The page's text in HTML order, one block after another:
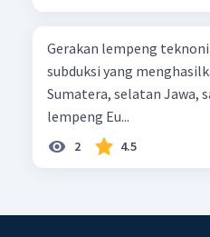
Gerakan lempeng
subduksi yang
Sumatera, selatan Jawa, sampai
lempeng Eu...
2 4.5